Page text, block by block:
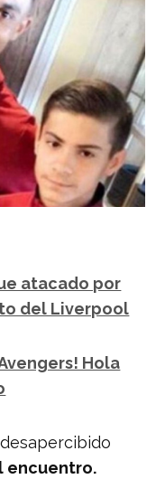
atacado por
del Liverpool
Hola
encuentro.